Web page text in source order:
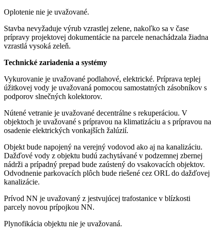
Oplotenie nie je uvažované.
Stavba nevyžaduje výrub vzrastlej zelene, nakoľko sa v čase
prípravy projektovej dokumentácie na parcele nenachádzala žiadna
vzrastlá vysoká zeleň.
Technické zariadenia a systémy
Vykurovanie je uvažované podlahové, elektrické. Príprava teplej
úžitkovej vody je uvažovaná pomocou samostatných zásobníkov s
podporov slnečných kolektorov.
Nútené vetranie je uvažované decentrálne s rekuperáciou. V
objektoch je uvažované s prípravou na klimatizáciu a s prípravou na
osadenie elektrických vonkajších žalúzií.
Objekt bude napojený na verejný vodovod ako aj na kanalizáciu.
Dažďové vody z objektu budú zachytávané v podzemnej zbernej
nádrži a prípadný prepad bude zaústený do vsakovacích objektov.
Odvodnenie parkovacích plôch bude riešené cez ORL do dažďovej
kanalizácie.
Prívod NN je uvažovaný z jestvujúcej trafostanice v blízkosti
parcely novou prípojkou NN.
Plynofikácia objektu nie je uvažovaná.